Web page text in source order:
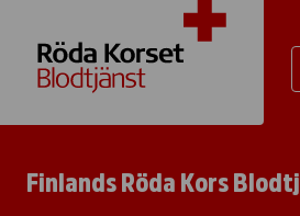
Finlands Röda Kors